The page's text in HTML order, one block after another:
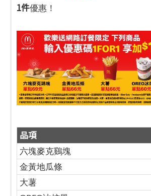
1件優惠！
品項
六塊麥克鷄塊
金黃地瓜條
大薯